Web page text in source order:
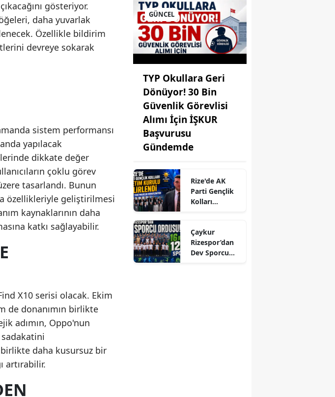
Kars
Kocaeli
Kahramanmaraş
Muş
Ordu
gösteriyor.
daha yuvarlak
Özellikle bildirim
devreye sokarak
sistem performansı
yapılacak
dikkate değer
çoklu görev
tasarlandı. Bunun
özellikleriyle geliştirilmesi
kaynaklarının daha
katkı sağlayabilir.
X10 serisi olacak. Ekim
de donanımın birlikte
adımın, Oppo'nun
sadakatini
birlikte daha kusursuz bir
artırabilir.
GÜNCEL
TYP Okullara Geri
Dönüyor! 30 Bin
Güvenlik Görevlisi
Alımı İçin İŞKUR
Başvurusu
Gündemde
Rize'de AK
Parti Gençlik
Kolları
Belirlendi,
Gençlere Yeni
Projeler
Çaykur
Rizespor’dan
Dev Sporcu